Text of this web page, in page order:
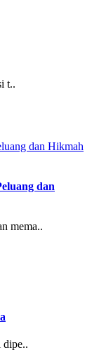
t..
dan
mema..
dipe..